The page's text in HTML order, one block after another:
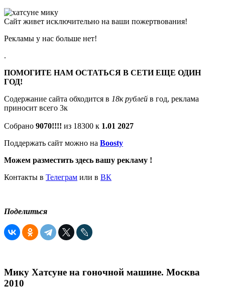
Сайт живет исключительно на ваши пожертвования!
Рекламы у нас больше нет!
.
ПОМОГИТЕ НАМ ОСТАТЬСЯ В СЕТИ ЕЩЕ ОДИН
ГОД!
Содержание сайта обходится в 18к рублей в год, реклама
приносит всего 3к
Собрано 9070!!!! из 18300 к 1.01 2027
Поддержать сайт можно на Boosty
Можем разместить здесь вашу рекламу !
Контакты в Телеграм или в ВК
Поделиться
Мику Хатсуне на гоночной машине. Москва
2010